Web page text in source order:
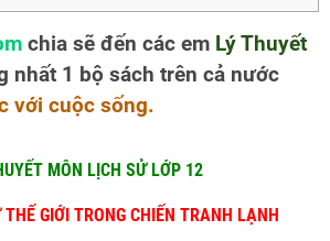
chia sẽ đến các em Lý Thuyết
nhất 1 bộ sách trên cả nước
với cuộc sống.
MÔN LỊCH SỬ LỚP 12
GIỚI TRONG CHIẾN TRANH LẠNH